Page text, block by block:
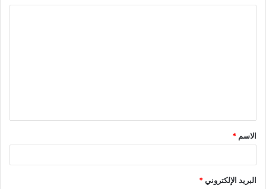
ق
*
الاسم *
البريد الإلكتروني*